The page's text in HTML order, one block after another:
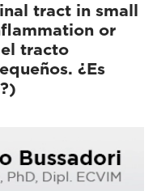
tract in small
or
tracto
¿Es